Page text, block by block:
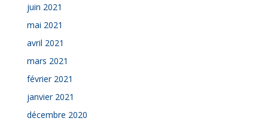
juin 2021
mai 2021
avril 2021
mars 2021
février 2021
janvier 2021
décembre 2020